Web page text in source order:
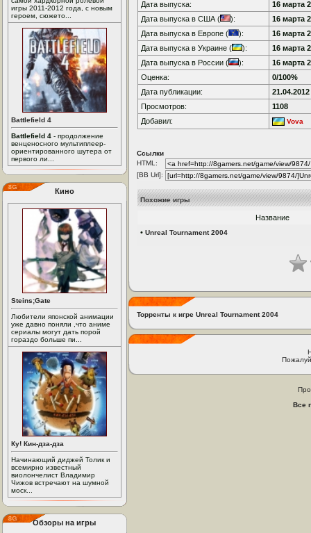
игры 2011-2012 года, с новым
героем, сюжето...
Battlefield 4
Battlefield 4 - продолжение
венценосного мультиплеер-
ориентированного шутера от
первого ли...
Кино
Steins;Gate
Любители японской анимации
уже давно поняли ,что аниме
сериалы могут дать порой
гораздо больше пи...
Ку! Кин-дза-дза
Начинающий диджей Толик и
всемирно известный
виолончелист Владимир
Чижов встречают на шумной
моск...
Обзоры на игры
Дата выпуска:
16 марта
Дата выпуска в США (
):
16 марта
Дата выпуска в Европе (
):
16 марта
Дата выпуска в Украине (
):
16 марта
Дата выпуска в России (
):
16 марта
Оценка:
0/100%
Дата публикации:
21.04.2012
Просмотров:
1108
Добавил:
Vova
Ссылки
HTML:
[BB Url]:
Похожие игры
Название
• Unreal Tournament 2004
Торренты к игре Unreal Tournament 2004
Все